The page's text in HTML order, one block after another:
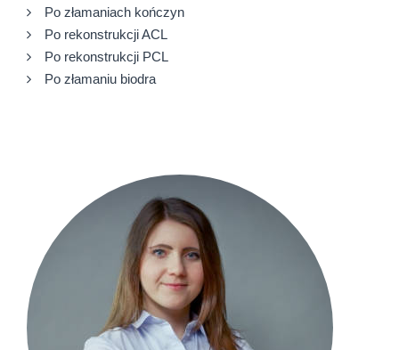
Po złamaniach kończyn
Po rekonstrukcji ACL
Po rekonstrukcji PCL
Po złamaniu biodra